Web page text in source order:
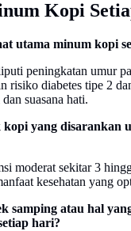
Kopi
utama minum kopi
peningkatan umur
risiko diabetes tipe 2
suasana hati.
kopi yang disarankan
moderat sekitar 3
kesehatan yang
samping atau hal
hari?